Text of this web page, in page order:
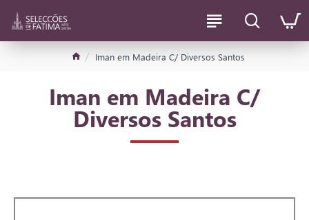
Iman em Madeira C/ Diversos Santos
Iman em Madeira C/
Diversos Santos